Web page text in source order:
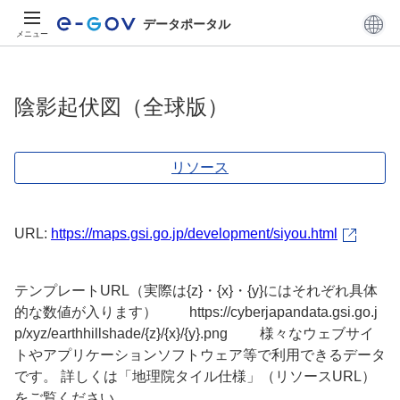
メニュー
データポータル
陰影起伏図（全球版）
リソース
URL: https://maps.gsi.go.jp/development/siyou.html
テンプレートURL（実際は{z}・{x}・{y}にはそれぞれ具体
的な数値が入ります） https://cyberjapandata.gsi.go.j
p/xyz/earthhillshade/{z}/{x}/{y}.png 様々なウェブサイ
トやアプリケーションソフトウェア等で利用できるデータ
です。 詳しくは「地理院タイル仕様」（リソースURL）